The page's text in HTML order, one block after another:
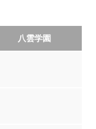
八雲学園